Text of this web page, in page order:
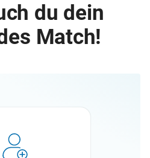
du dein
Match!